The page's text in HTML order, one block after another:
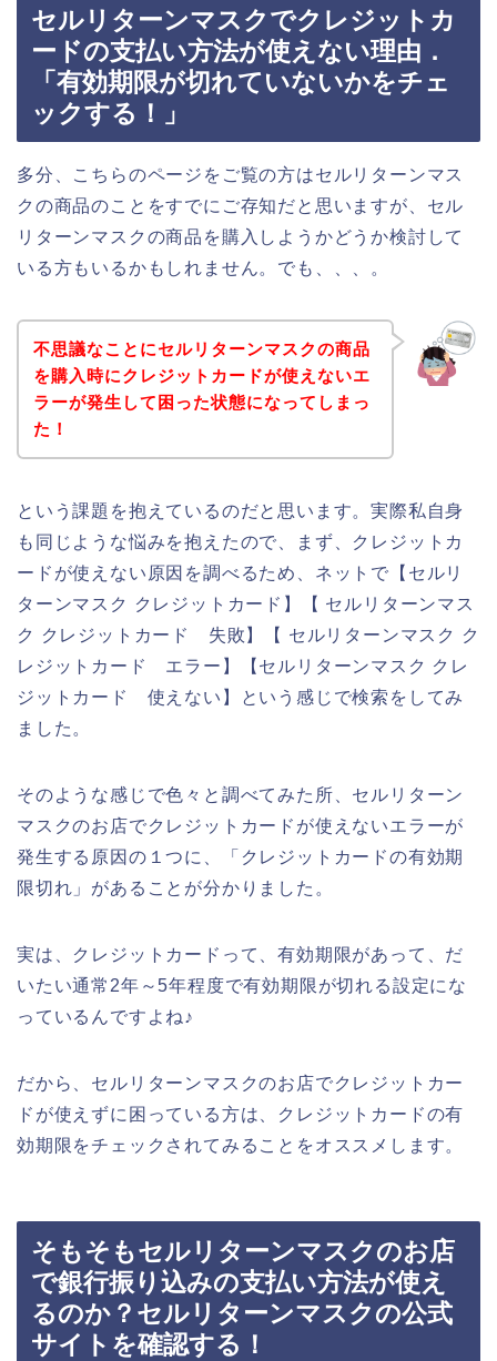
セルリターンマスクでクレジットカ
ードの支払い方法が使えない理由．
「有効期限が切れていないかをチェ
ックする！」
多分、こちらのページをご覧の方はセルリターンマス
クの商品のことをすでにご存知だと思いますが、セル
リターンマスクの商品を購入しようかどうか検討して
いる方もいるかもしれません。でも、、、。
不思議なことにセルリターンマスクの商品
を購入時にクレジットカードが使えないエ
ラーが発生して困った状態になってしまっ
た！
という課題を抱えているのだと思います。実際私自身
も同じような悩みを抱えたので、まず、クレジットカ
ードが使えない原因を調べるため、ネットで【セルリ
ターンマスク クレジットカード】【 セルリターンマス
ク クレジットカード 失敗】【 セルリターンマスク ク
レジットカード エラー】【セルリターンマスク クレ
ジットカード 使えない】という感じで検索をしてみ
ました。
そのような感じで色々と調べてみた所、セルリターン
マスクのお店でクレジットカードが使えないエラーが
発生する原因の１つに、「クレジットカードの有効期
限切れ」があることが分かりました。
実は、クレジットカードって、有効期限があって、だ
いたい通常2年～5年程度で有効期限が切れる設定にな
っているんですよね♪
だから、セルリターンマスクのお店でクレジットカー
ドが使えずに困っている方は、クレジットカードの有
効期限をチェックされてみることをオススメします。
そもそもセルリターンマスクのお店
で銀行振り込みの支払い方法が使え
るのか？セルリターンマスクの公式
サイトを確認する！